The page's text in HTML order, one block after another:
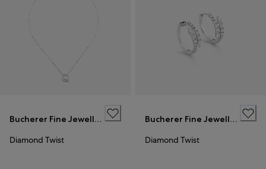
Bucherer Fine Jewellery
Diamond Twist
Bucherer Fine Jewellery
Diamond Twist